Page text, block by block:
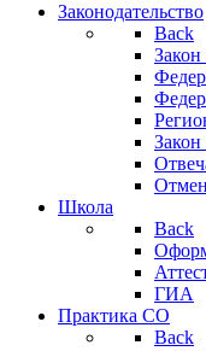
Законодательство
Back
Закон
Школа
Back
ГИА
Практика СО
Back